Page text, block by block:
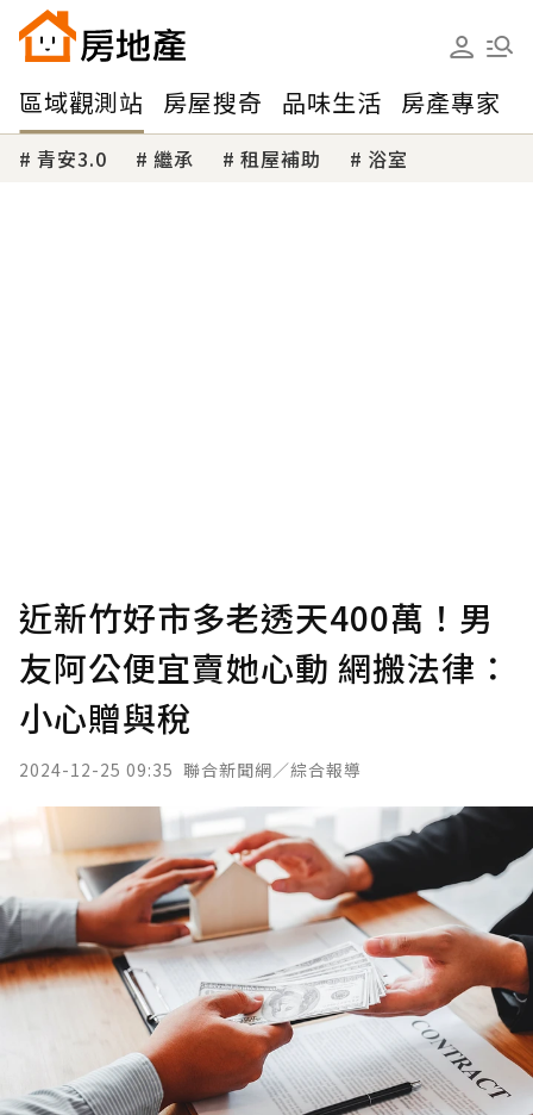
區域觀測站 房屋搜奇 品味生活 房產專家
青安3.0 繼承 租屋補助 浴室
近新竹好市多老透天400萬！男
友阿公便宜賣她心動 網搬法律：
小心贈與稅
2024-12-25 09:35 聯合新聞網／綜合報導